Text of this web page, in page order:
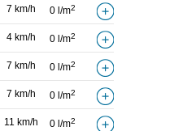
7 km/h 0 l/m2
4 km/h 0 l/m2
7 km/h 0 l/m2
7 km/h 0 l/m2
11 km/h 0 l/m2